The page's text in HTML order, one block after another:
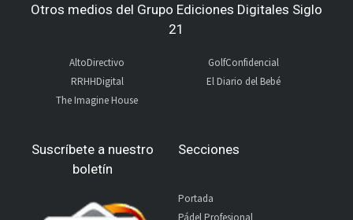
Otros medios del Grupo Ediciones Digitales Siglo
21
AltoDirectivo
RRHHDigital
The Imagine House
GolfConfidencial
El Diario del Bebé
Suscríbete a nuestro
boletín
Secciones
Portada
Pádel Profesional